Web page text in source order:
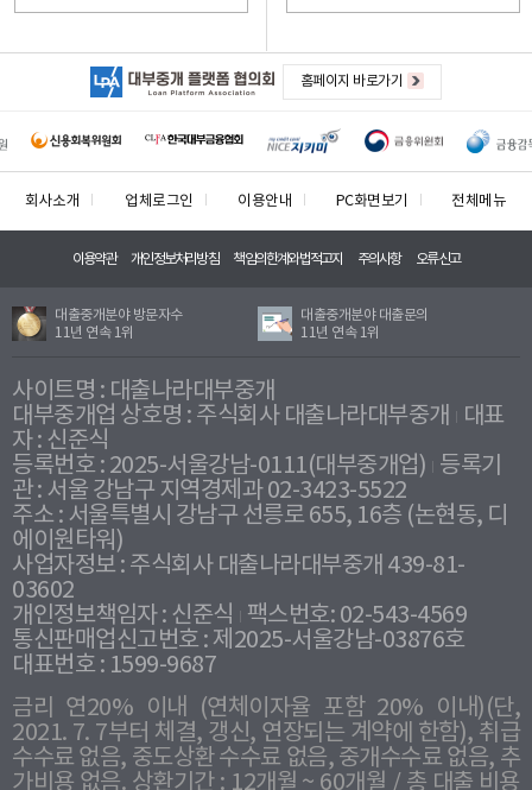
홈페이지 바로가기
회사소개 업체로그인 이용안내 PC화면보기 전체메뉴
이용약관 개인정보처리방침 책임의한계와법적고지 주의사항 오류신고
대출중개분야 방문자수
11년 연속 1위
대출중개분야 대출문의
11년 연속 1위
사이트명 : 대출나라대부중개
대부중개업 상호명 : 주식회사 대출나라대부중개
대표
자 : 신준식
등록번호 : 2025-서울강남-0111(대부중개업) 등록기
관 : 서울 강남구 지역경제과 02-3423-5522
주소 : 서울특별시 강남구 선릉로 655, 16층 (논현동, 디
에이원타워)
사업자정보 : 주식회사 대출나라대부중개 439-81-
03602
개인정보책임자 : 신준식
팩스번호: 02-543-4569
통신판매업신고번호 : 제2025-서울강남-03876호
대표번호 : 1599-9687
금리 연20% 이내 (연체이자율 포함 20% 이내)(단,
2021. 7. 7부터 체결, 갱신, 연장되는 계약에 한함), 취급
수수료 없음, 중도상환 수수료 없음, 중개수수료 없음, 추
가비용 없음. 상환기간 : 12개월 ~ 60개월 / 총 대출 비용